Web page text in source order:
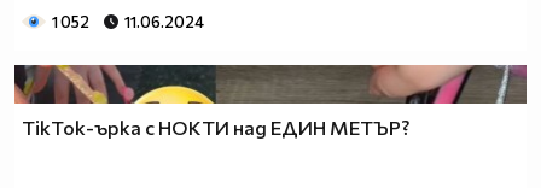
1 052 11.06.2024
TikTok-ърка с НОКТИ над ЕДИН МЕТЪР?